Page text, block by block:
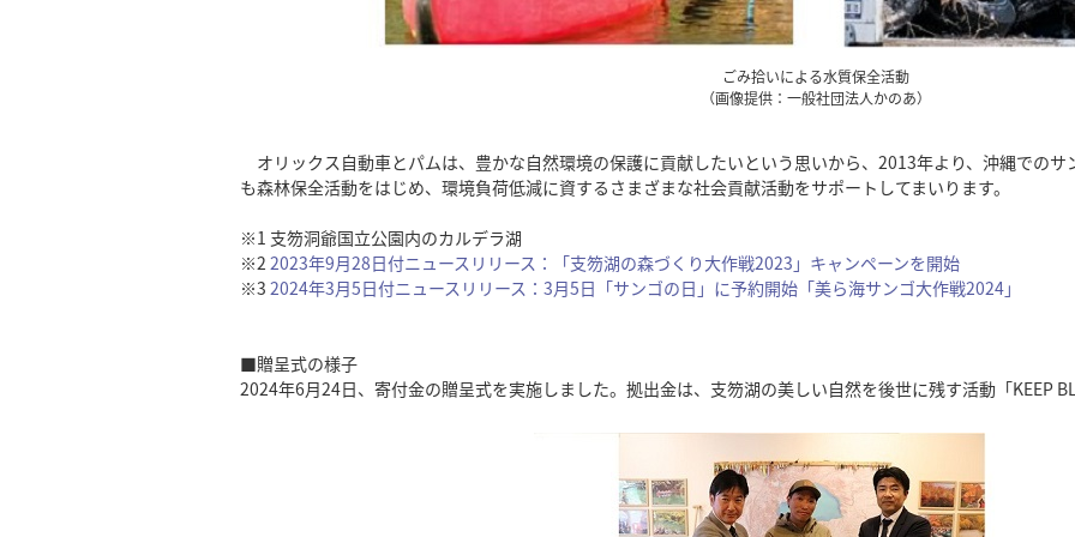
ごみ拾いによる水質保全活動
（画像提供：一般社団法人かのあ）
オリックス自動車とパムは、豊かな自然環境の保護に貢献したいという思いから、2013年より、沖縄での
も森林保全活動をはじめ、環境負荷低減に資するさまざまな社会貢献活動をサポートしてまいります。
※1 支笏洞爺国立公園内のカルデラ湖
※2 2023年9月28日付ニュースリリース：「支笏湖の森づくり大作戦2023」キャンペーンを開始
※3 2024年3月5日付ニュースリリース：3月5日「サンゴの日」に予約開始「美ら海サンゴ大作戦2024」
■贈呈式の様子
2024年6月24日、寄付金の贈呈式を実施しました。拠出金は、支笏湖の美しい自然を後世に残す活動「KEEP